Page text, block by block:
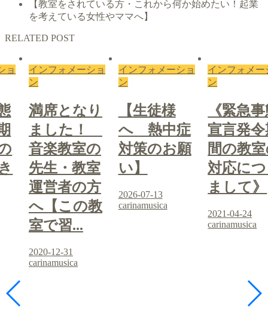
【教室をされている方・これから何か始めたい！起業
を考えている女性やママへ】
RELATED POST
ョ
インフォメーショ
ン
満席となり
ました！
音楽教室の
先生・教室
運営者の方
へ【この教
室で習...
2020-12-31
carinamusica
インフォメーショ
ン
【生徒様
へ 熱中症
対策のお願
い】
2026-07-13
carinamusica
インフォメー
ン
《緊急
宣言発
間の教
対応に
まして》
2021-04-24
carinamusica